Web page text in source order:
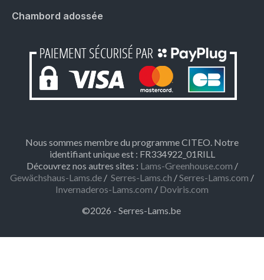
Chambord adossée
Nous sommes membre du programme CITEO. Notre
identifiant unique est : FR334922_01RILL
Découvrez nos autres sites : Lams-Greenhouse.com /
Gewächshaus-Lams.de / Serres-Lams.ch /Serres-Lams.com /
Invernaderos-Lams.com / Doviris.com
©2026 - Serres-Lams.be